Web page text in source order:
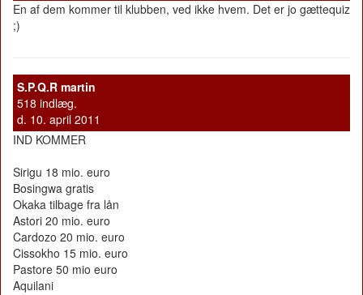
En af dem kommer til klubben, ved ikke hvem. Det er jo gættequiz
;)
S.P.Q.R martin
518 indlæg.
d. 10. april 2011
IND KOMMER
Sirigu 18 mio. euro
Bosingwa gratis
Okaka tilbage fra lån
Astori 20 mio. euro
Cardozo 20 mio. euro
Cissokho 15 mio. euro
Pastore 50 mio euro
Aquilani